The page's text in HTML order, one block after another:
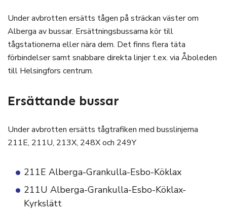
Under avbrotten ersätts tågen på sträckan väster om
Alberga av bussar. Ersättningsbussarna kör till
tågstationerna eller nära dem. Det finns flera täta
förbindelser samt snabbare direkta linjer t.ex. via Åboleden
till Helsingfors centrum.
Ersättande bussar
Under avbrotten ersätts tågtrafiken med busslinjerna
211E, 211U, 213X, 248X och 249Y
211E Alberga-Grankulla-Esbo-Köklax
211U Alberga-Grankulla-Esbo-Köklax-
Kyrkslätt